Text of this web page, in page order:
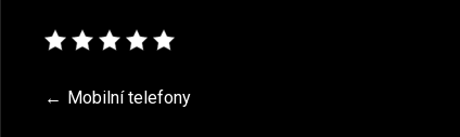
Navigace
Mobilní telefony